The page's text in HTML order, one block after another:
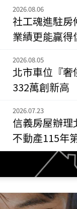
新北市
115年
央
115年
小
115 年07
捷
台北市
115年
十
台北
2026.08.06
社工魂進駐
業績更能贏得
2026.08.05
北市車位『奢
332萬創新高
2026.07.23
信義房屋辦
不動產115年